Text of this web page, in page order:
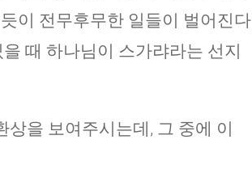
이 전무후무한 일들이 벌어진다
때 하나님이 스가랴라는 선지
을 보여주시는데, 그 중에 이